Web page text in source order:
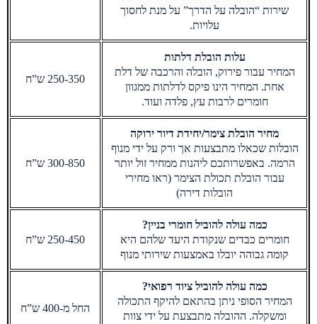
שירות “הובלה על הדרך” על מנת לחסוך
עלויות.
עלות הובלת דלתות
המחיר עבור פירוק, הובלה והרכבה של דלת
אחת. המחיר הינו פיקס לדלתות ממגוון
חומרים לרבות עץ, פלדה ועוד.
250-350 ש”ח
מחיר הובלת צימר/יחידת דיור ירוקה
הובלות שכאלו מתבצעות אך ורק על ידי מנוף
הרמה. באפשרותכם ליהנות ממחיר זול יותר
עבור הובלת תכולת הצימר (ראו מחירי
הובלות דירה)
300-850 ש”ח
כמה עולה להוביל חומרי בניין?
חומרים כבדים שנקודת היעד שלהם היא
קומה גבוהה יובלו באמצעות שירותי מנוף
250-450 ש”ח
כמה עולה להוביל ציוד רפואי?
המחיר הסופי ניתן בהתאם להיקף התכולה
ומשקלה. ההובלה מתבצעת על ידי צוות
החל מ-400 ש”ח